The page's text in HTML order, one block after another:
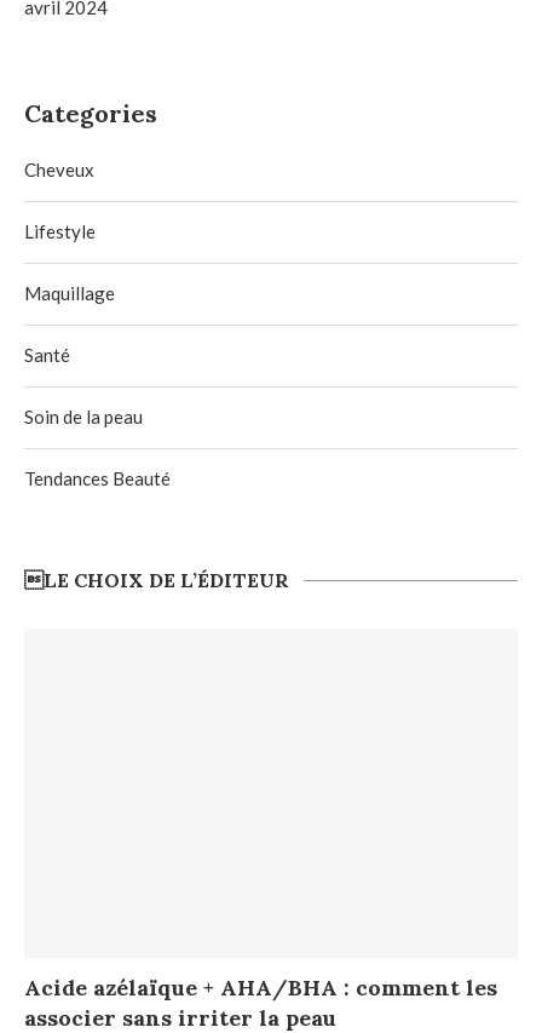
avril 2024
Categories
Cheveux
Lifestyle
Maquillage
Santé
Soin de la peau
Tendances Beauté
LE CHOIX DE L’ÉDITEUR
Acide azélaïque + AHA/BHA : comment les
associer sans irriter la peau